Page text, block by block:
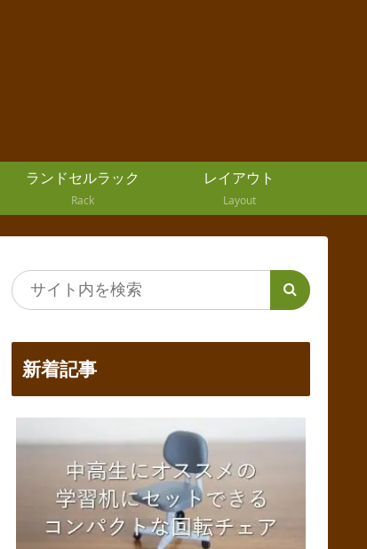
ランドセルラック
Rack
レイアウト
Layout
新着記事